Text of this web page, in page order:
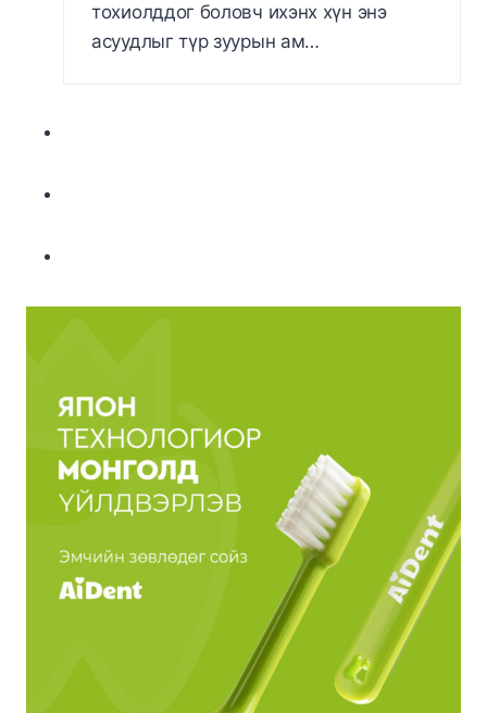
тохиолддог боловч ихэнх хүн энэ
асуудлыг түр зуурын ам…